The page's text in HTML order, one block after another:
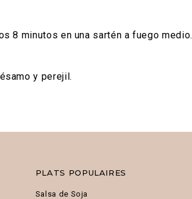
8 minutos en una sartén a fuego medio.
y perejil.
PLATS POPULAIRES
Salsa de Soja